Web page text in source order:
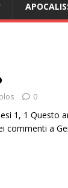
0
1, 1 Questo
commenti a